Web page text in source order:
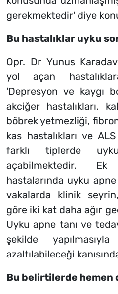
gerekmektedir' diye
Bu hastalıklar uyku
Opr. Dr Yunus
yol açan
'Depresyon ve kaygı
akciğer hastalıkları,
böbrek yetmezliği,
kas hastalıkları ve
farklı tiplerde
açabilmektedir.
hastalarında uyku
vakalarda klinik
göre iki kat daha ağır
Uyku apne tanı ve
şekilde
azaltılabileceği
Bu belirtilerde hemen